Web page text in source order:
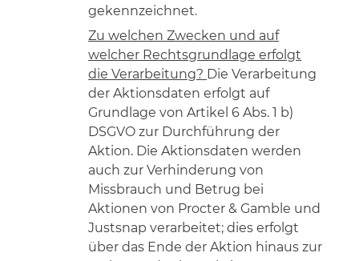
gekennzeichnet.
Zu welchen Zwecken und auf
welcher Rechtsgrundlage erfolgt
die Verarbeitung? Die Verarbeitung
der Aktionsdaten erfolgt auf
Grundlage von Artikel 6 Abs. 1 b)
DSGVO zur Durchführung der
Aktion. Die Aktionsdaten werden
auch zur Verhinderung von
Missbrauch und Betrug bei
Aktionen von Procter & Gamble und
Justsnap verarbeitet; dies erfolgt
über das Ende der Aktion hinaus zur